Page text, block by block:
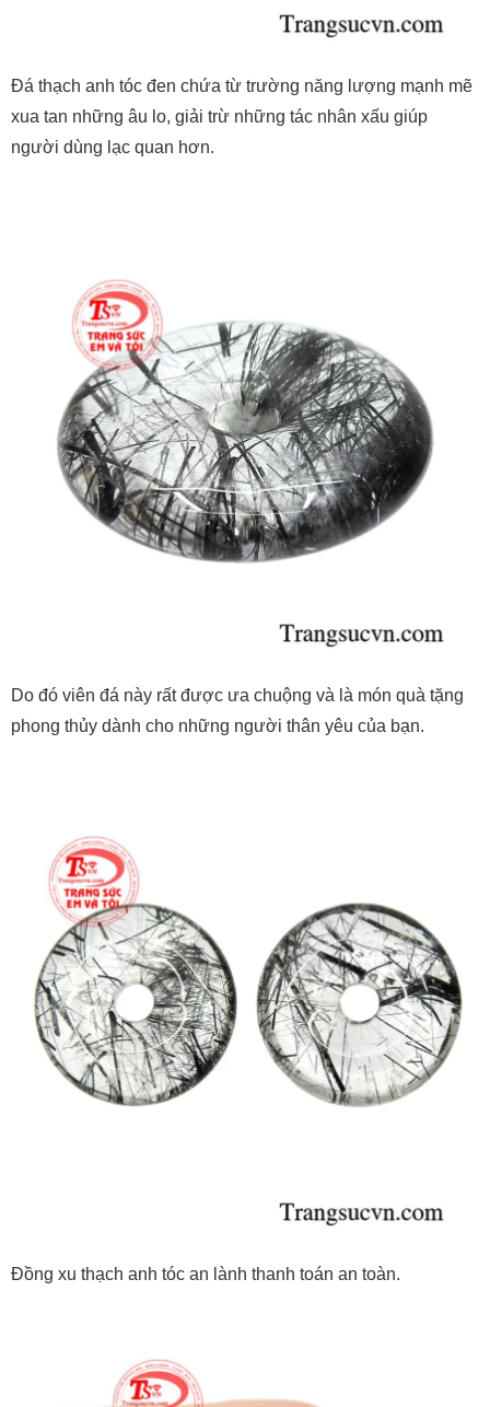
Đá thạch anh tóc đen chứa từ trường năng lượng mạnh mẽ
xua tan những âu lo, giải trừ những tác nhân xấu giúp
người dùng lạc quan hơn.
Do đó viên đá này rất được ưa chuộng và là món quà tặng
phong thủy dành cho những người thân yêu của bạn.
Đồng xu thạch anh tóc an lành thanh toán an toàn.